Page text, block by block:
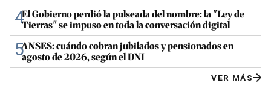
4El Gobierno perdió la pulseada del nombre: la "Ley de
Tierras" se impuso en toda la conversación digital
5ANSES: cuándo cobran jubilados y pensionados en
agosto de 2026, según el DNI
VER MÁS